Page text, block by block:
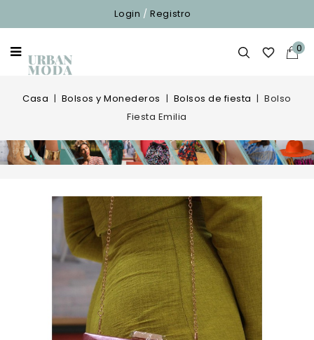
Login /Registro
0

Casa Bolsos y Monederos Bolsos de fiesta
Bolso
Fiesta Emilia